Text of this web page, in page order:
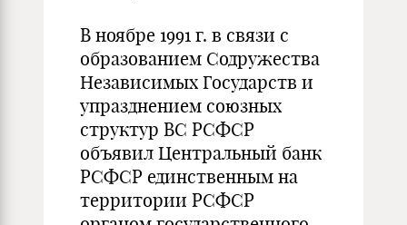
В ноябре 1991 г. в связи с
образованием Содружества
Независимых Государств и
упразднением союзных
структур ВС РСФСР
объявил Центральный банк
РСФСР единственным на
территории РСФСР